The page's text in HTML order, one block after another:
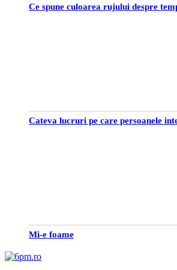
Ce spune culoarea rujului despre
Cateva lucruri pe care persoanele
Mi-e foame